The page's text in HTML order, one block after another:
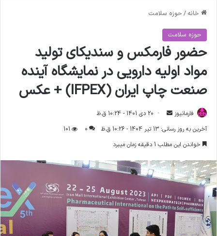
خانه / حوزه سلامت
حوزه سلامت
حضور فارمکس و سندیکای تولید
مواد اولیه دارویی در نمایشگاه آینده
صنعت چاپ ایران (IFPEX) + عکس
فارمانیوز
ا
ل
ا
م
ی
ل
20 دی 1401 - 10:24 ق.ظ
آخرین به روز رسانی: 13 تیر 1404 - 10:26 ق.ظ
0
101
خواندن این مطلب 1 دقیقه زمان میبرد